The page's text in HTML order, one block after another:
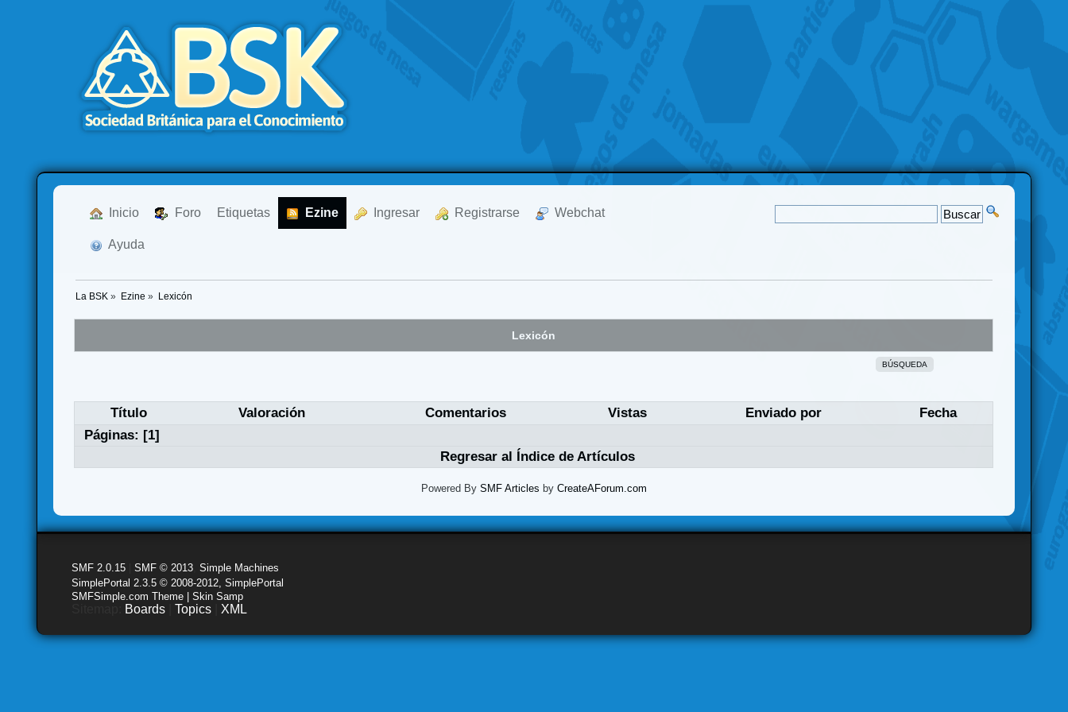
Inicio Foro Etiquetas Ezine Ingresar Registrarse Webchat
Ayuda
La BSK » Ezine » Lexicón
Lexicón
BÚSQUEDA
Título Valoración Comentarios Vistas Enviado por
Fecha
Páginas: [1]
Regresar al Índice de Artículos
Powered By SMF Articles by CreateAForum.com
SMF 2.0.15 |SMF © 2013 ,Simple Machines
SimplePortal 2.3.5 © 2008-2012, SimplePortal
SMFSimple.com Theme | Skin Samp
Boards |Topics XML